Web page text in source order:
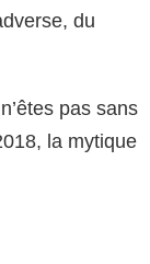
du
pas sans
la mytique